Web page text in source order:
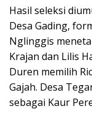
Hasil seleksi
Desa Gading,
Nglinggis
Krajan dan Lilis
Duren memilih
Gajah. Desa
sebagai Kaur